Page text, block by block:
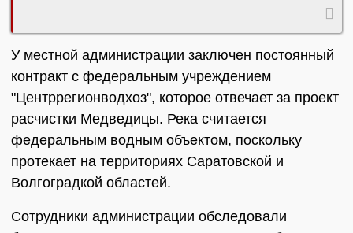
У местной администрации заключен постоянный
контракт с федеральным учреждением
"Центррегионводхоз", которое отвечает за проект
расчистки Медведицы. Река считается
федеральным водным объектом, поскольку
протекает на территориях Саратовской и
Волгоградкой областей.
Сотрудники администрации обследовали